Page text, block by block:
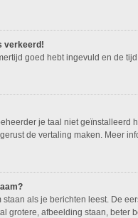
verkeerd!
goed hebt ingevuld en de
je taal niet
de vertaling maken. Meer
als je berichten leest. De
grotere, afbeelding staan,